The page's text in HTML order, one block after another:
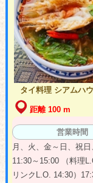
タイ料理 シアムハ
距離 100 m
営業時間
月、火、金～日、祝
11:30～15:00 （料理
リンクL.O. 14:30）